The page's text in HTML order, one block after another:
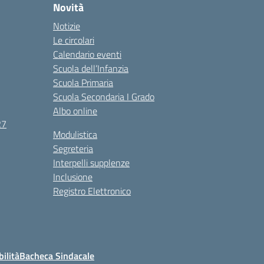
Novità
Notizie
Le circolari
Calendario eventi
Scuola dell’Infanzia
Scuola Primaria
Scuola Secondaria I Grado
Albo online
Modulistica
Segreteria
Interpelli supplenze
Inclusione
Registro Elettronico
Bacheca Sindacale